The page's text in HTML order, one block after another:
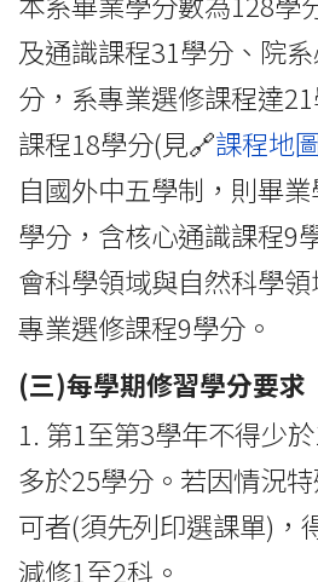
及通識課程31學分、院
分，系專業選修課程達
課程18學分(見🔗課程地
自國外中五學制，則畢
學分，含核心通識課程9
會科學領域與自然科學
專業選修課程9學分。
(三)每學期修習學分要求
1. 第1至第3學年不得少
多於25學分。若因情況
可者(須先列印選課單)，
減修1至2科。